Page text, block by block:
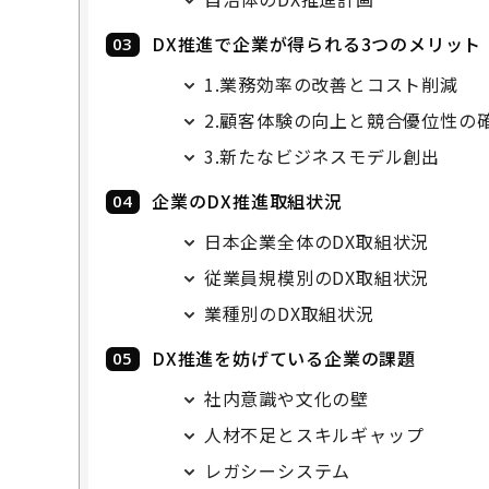
DX推進で企業が得られる3つのメリット
1.業務効率の改善とコスト削減
2.顧客体験の向上と競合優位性の
3.新たなビジネスモデル創出
企業のDX推進取組状況
日本企業全体のDX取組状況
従業員規模別のDX取組状況
業種別のDX取組状況
DX推進を妨げている企業の課題
社内意識や文化の壁
人材不足とスキルギャップ
レガシーシステム